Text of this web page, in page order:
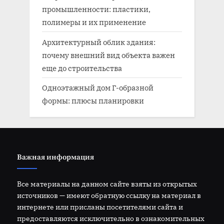
промышленности: пластики,
полимеры и их применение
Архитектурный облик здания:
почему внешний вид объекта важен
еще до строительства
Одноэтажный дом Г-образной
формы: плюсы планировки
Важная информация
Все материалы на данном сайте взяты из открытых
источников — имеют обратную ссылку на материал в
интернете или присланы посетителями сайта и
предоставляются исключительно в ознакомительных